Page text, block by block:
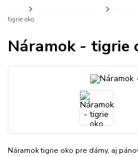
tigrie oko
Náramok - tigrie
Náramok tigrie oko pre dámy, aj